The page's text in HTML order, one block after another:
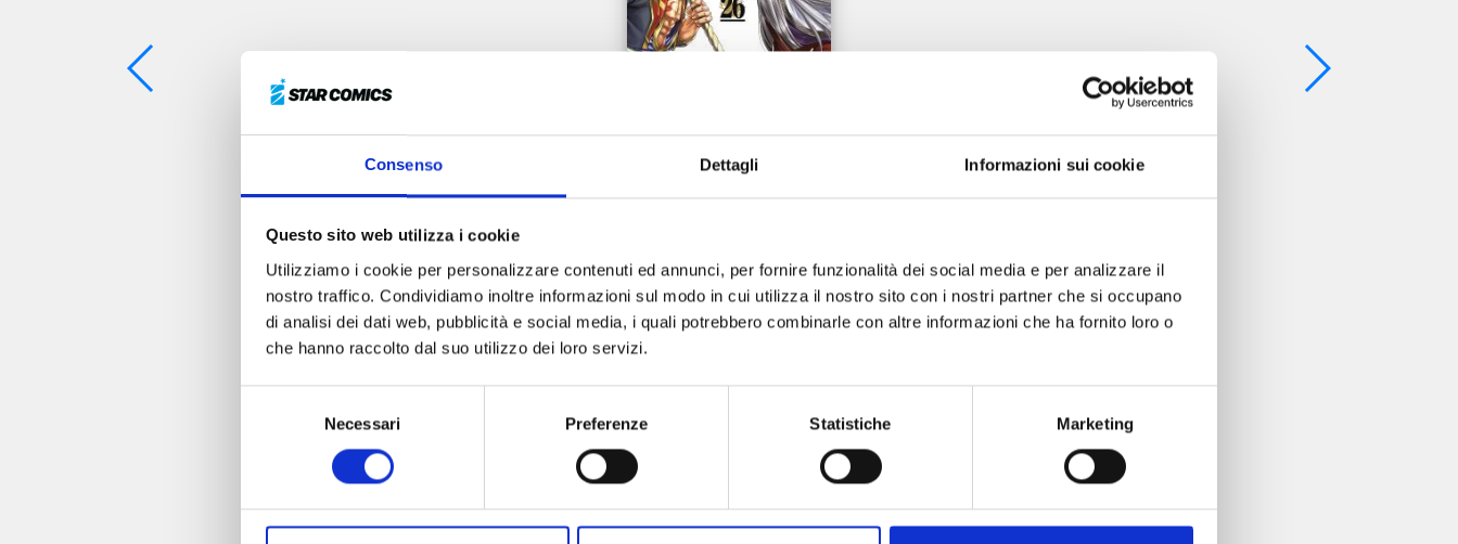
Consenso Dettagli Informazioni sui cookie
Questo sito web utilizza i cookie
Utilizziamo i cookie per personalizzare contenuti ed annunci, per fornire funzionalità dei social media e per analizzare il
nostro traffico. Condividiamo inoltre informazioni sul modo in cui utilizza il nostro sito con i nostri partner che si occupano
di analisi dei dati web, pubblicità e social media, i quali potrebbero combinarle con altre informazioni che ha fornito loro o
che hanno raccolto dal suo utilizzo dei loro servizi.
Necessari Preferenze Statistiche Marketing
25/08/2026